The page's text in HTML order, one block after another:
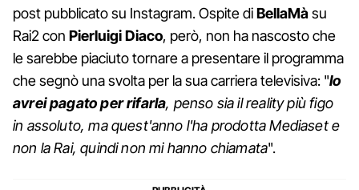
post pubblicato su Instagram. Ospite diBellaMàsu
Rai2 con Pierluigi Diaco, però, non ha nascosto che
le sarebbe piaciuto tornare a presentare il programma
che segnò una svolta per la sua carriera televisiva: "Io
avrei pagato per rifarla, penso sia il reality più figo
in assoluto, ma quest'anno l'ha prodotta Mediaset e
non la Rai, quindi non mi hanno chiamata".